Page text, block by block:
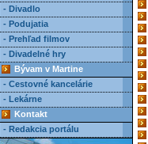
- Divadlo
- Podujatia
- Prehľad filmov
- Divadelné hry
Bývam v Martine
- Cestovné kancelárie
- Lekárne
Kontakt
- Redakcia portálu